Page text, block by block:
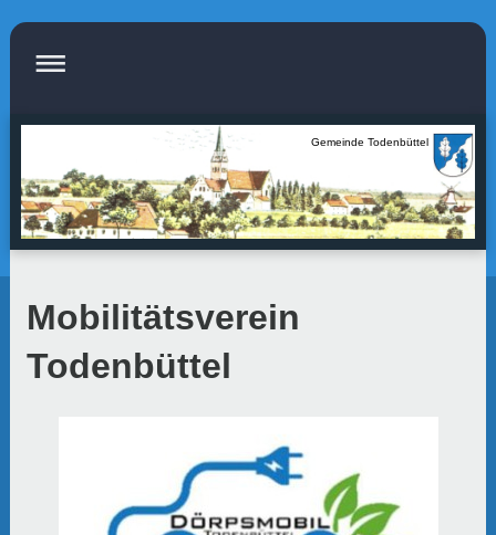
Gemeinde Todenbüttel
Mobilitätsverein
Todenbüttel